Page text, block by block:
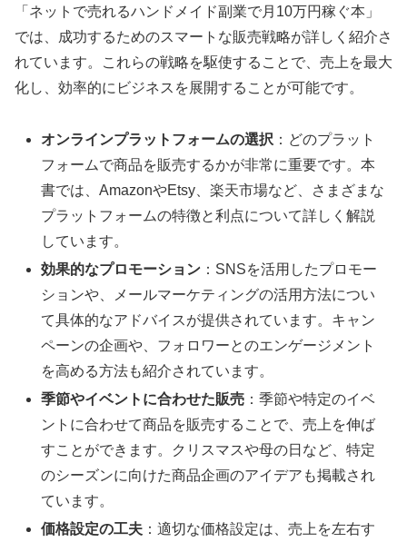
「ネットで売れるハンドメイド副業で月10万円稼ぐ本」
では、成功するためのスマートな販売戦略が詳しく紹介さ
れています。これらの戦略を駆使することで、売上を最大
化し、効率的にビジネスを展開することが可能です。
オンラインプラットフォームの選択 ：どのプラット
フォームで商品を販売するかが非常に重要です。本
書では、AmazonやEtsy、楽天市場など、さまざまな
プラットフォームの特徴と利点について詳しく解説
しています。
効果的なプロモーション ：SNSを活用したプロモー
ションや、メールマーケティングの活用方法につい
て具体的なアドバイスが提供されています。キャン
ペーンの企画や、フォロワーとのエンゲージメント
を高める方法も紹介されています。
季節やイベントに合わせた販売 ：季節や特定のイベ
ントに合わせて商品を販売することで、売上を伸ば
すことができます。クリスマスや母の日など、特定
のシーズンに向けた商品企画のアイデアも掲載され
ています。
価格設定の工夫 ：適切な価格設定は、売上を左右す